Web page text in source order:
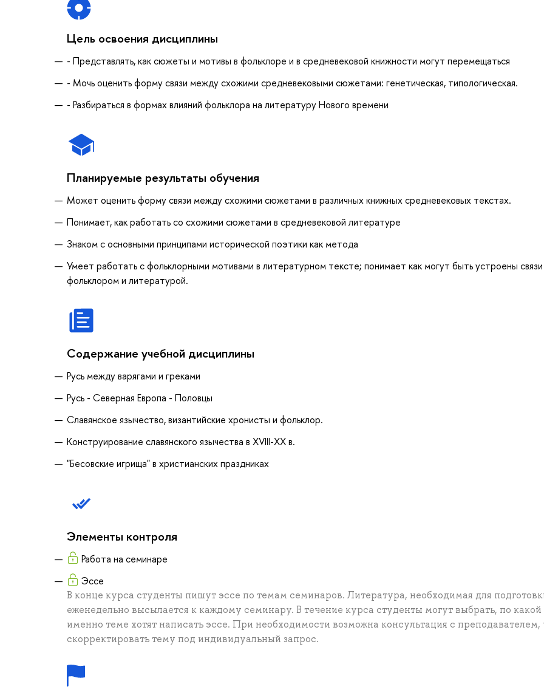
Цель освоения дисциплины
- Представлять, как сюжеты и мотивы в фольклоре и в средневековой книжности могут перемещаться
- Мочь оценить форму связи между схожими средневековыми сюжетами: генетическая, типологическая.
- Разбираться в формах влияний фольклора на литературу Нового времени
Планируемые результаты обучения
Может оценить форму связи между схожими сюжетами в различных книжных средневековых текстах.
Понимает, как работать со схожими сюжетами в средневековой литературе
Знаком с основными принципами исторической поэтики как метода
Умеет работать с фольклорными мотивами в литературном тексте; понимает как могут быть устроены
фольклором и литературой.
Содержание учебной дисциплины
Русь между варягами и греками
Русь - Северная Европа - Половцы
Славянское язычество, византийские хронисты и фольклор.
Конструирование славянского язычества в XVIII-XX в.
"Бесовские игрища" в христианских праздниках
Элементы контроля
Работа на семинаре
Эссе
В конце курса студенты пишут эссе по темам семинаров. Литература, необходимая для
еженедельно высылается к каждому семинару. В течение курса студенты могут выбрать, по какой
именно теме хотят написать эссе. При необходимости возможна консультация с преподавателем,
скорректировать тему под индивидуальный запрос.